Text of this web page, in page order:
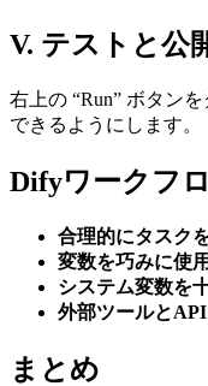
V. テストと公
右上の “Run” ボタン
できるようにします。
Difyワークフ
合理的にタスク
変数を巧みに使
システム変数を
外部ツールと
まとめ